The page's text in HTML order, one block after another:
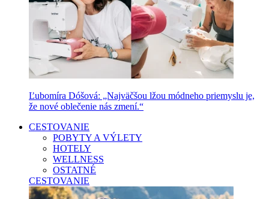
Ľubomíra Dóšová: „Najväčšou lžou módneho priemyslu je,
že nové oblečenie nás zmení.“
CESTOVANIE
POBYTY A VÝLETY
HOTELY
WELLNESS
OSTATNÉ
CESTOVANIE